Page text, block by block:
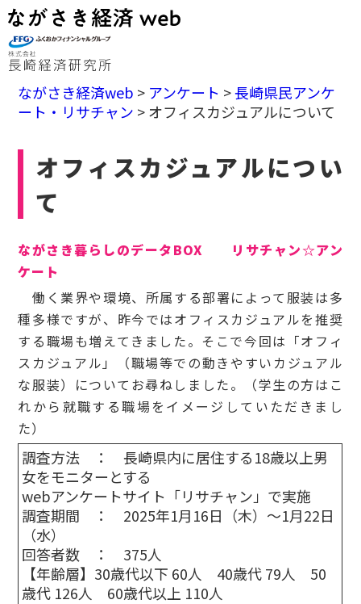
ながさき経済web > アンケート >長崎県民アンケ
ート・リサチャン >オフィスカジュアルについて
オフィスカジュアルについ
て
ながさき暮らしのデータBOX リサチャン☆アン
ケート
働く業界や環境、所属する部署によって服装は多
種多様ですが、昨今ではオフィスカジュアルを推奨
する職場も増えてきました。そこで今回は「オフィ
スカジュアル」（職場等での動きやすいカジュアル
な服装）についてお尋ねしました。（学生の方はこ
れから就職する職場をイメージしていただきまし
た）
調査方法 ： 長崎県内に居住する18歳以上男
女をモニターとする
webアンケートサイト「リサチャン」で実施
調査期間 ： 2025年1月16日（木）～1月22日
（水）
回答者数 ： 375人
【年齢層】30歳代以下 60人 40歳代 79人 50
歳代 126人 60歳代以上 110人